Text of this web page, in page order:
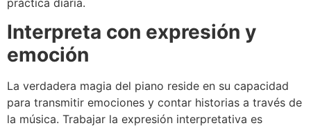
práctica diaria.
Interpreta con expresión y
emoción
La verdadera magia del piano reside en su capacidad
para transmitir emociones y contar historias a través de
la música. Trabajar la expresión interpretativa es